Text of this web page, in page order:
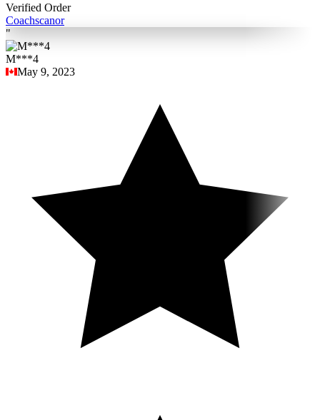
Verified Order
Coachscanor
"
M***4
May 9, 2023